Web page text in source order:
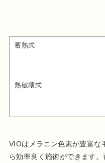
蓄熱式
熱破壊式
VIOはメラニン色素が豊富な
ら効率良く施術ができます